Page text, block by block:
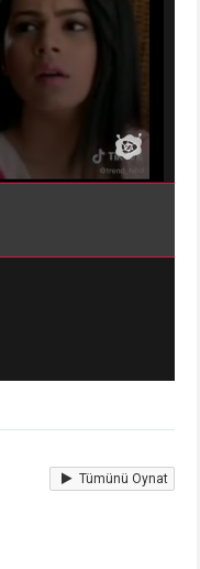
Tümünü Oynat